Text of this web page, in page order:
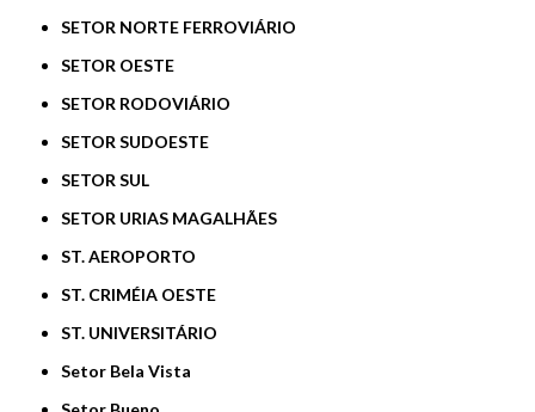
SETOR NORTE FERROVIÁRIO
SETOR OESTE
SETOR RODOVIÁRIO
SETOR SUDOESTE
SETOR SUL
SETOR URIAS MAGALHÃES
ST. AEROPORTO
ST. CRIMÉIA OESTE
ST. UNIVERSITÁRIO
Setor Bela Vista